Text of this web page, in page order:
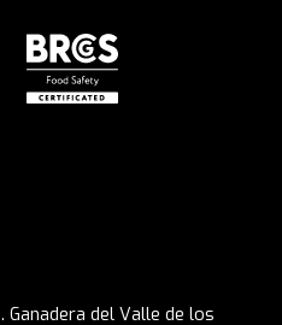
Ganadera del Valle de los